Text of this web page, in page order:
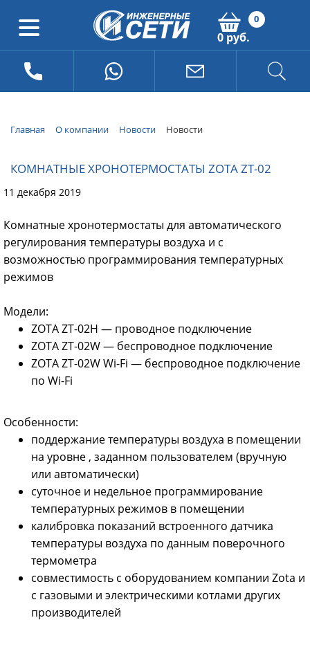
0
0 руб.
Главная О компании Новости Новости
КОМНАТНЫЕ ХРОНОТЕРМОСТАТЫ ZOTA ZT-02
11 декабря 2019
Комнатные хронотермостаты для автоматического
регулирования температуры воздуха и с
возможностью программирования температурных
режимов
Модели:
ZOTA ZT-02H — проводное подключение
ZOTA ZT-02W — беспроводное подключение
ZOTA ZT-02W Wi-Fi — беспроводное подключение
по Wi-Fi
Особенности:
поддержание температуры воздуха в помещении
на уровне , заданном пользователем (вручную
или автоматически)
суточное и недельное программирование
температурных режимов в помещении
калибровка показаний встроенного датчика
температуры воздуха по данным поверочного
термометра
совместимость с оборудованием компании Zota и
с газовыми и электрическими котлами других
производителей